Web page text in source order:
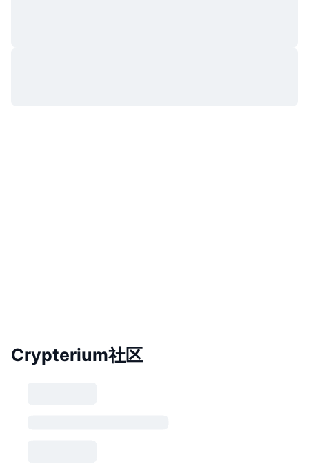
Crypterium社区